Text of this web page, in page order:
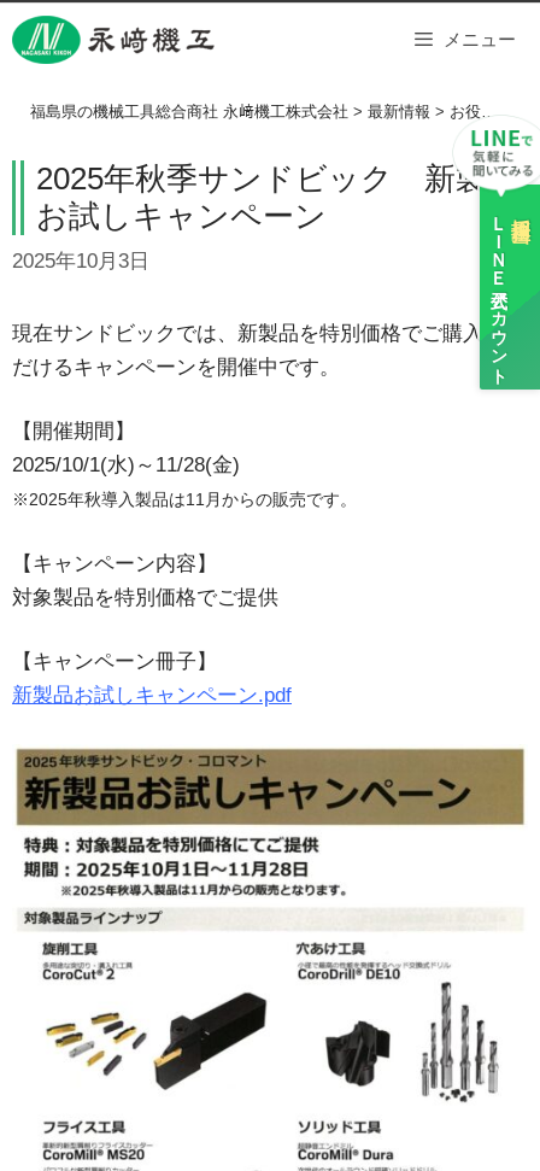
Skip
to
ＬＩＮＥ
公式アカウント
メニュー
福島県の機械工具総合商社 永﨑機工株式会社 > 最新情報 > お役立ちシリーズ
2025年秋季サンドビック 新製品
お試しキャンペーン
2025年10月3日
現在サンドビックでは、新製品を特別価格でご購入いた
だけるキャンペーンを開催中です。
【開催期間】
2025/10/1(水)～11/28(金)
※2025年秋導入製品は11月からの販売です。
【キャンペーン内容】
対象製品を特別価格でご提供
【キャンペーン冊子】
新製品お試しキャンペーン.pdf